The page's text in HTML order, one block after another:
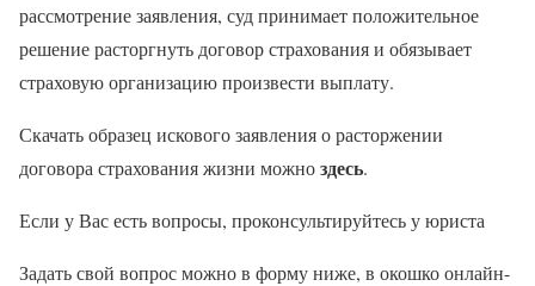
рассмотрение заявления, суд принимает положительное
решение расторгнуть договор страхования и обязывает
страховую организацию произвести выплату.
Скачать образец искового заявления о расторжении
договора страхования жизни можноздесь.
Если у Вас есть вопросы, проконсультируйтесь у юриста
Задать свой вопрос можно в форму ниже, в окошко онлайн-